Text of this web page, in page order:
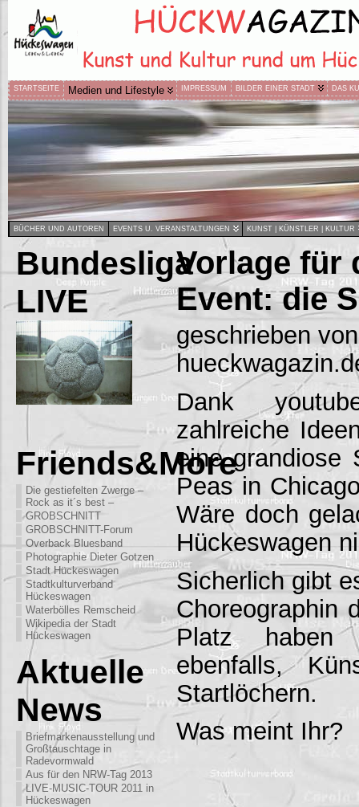
STARTSEITE Medien und Lifestyle IMPRESSUM BILDER EINER STADT DAS
BÜCHER UND AUTOREN EVENTS U. VERANSTALTUNGEN KUNST | KÜNSTLER | KULTUR
Bundesliga
LIVE
Friends&More
Die gestiefelten Zwerge –
Rock as it´s best –
GROBSCHNITT
GROBSCHNITT-Forum
Overback Bluesband
Photographie Dieter Gotzen
Stadt Hückeswagen
Stadtkulturverband
Hückeswagen
Waterbölles Remscheid
Wikipedia der Stadt
Hückeswagen
Aktuelle
News
Briefmarkenausstellung und
Großtauschtage in
Radevormwald
Aus für den NRW-Tag 2013
LIVE-MUSIC-TOUR 2011 in
Hückeswagen
Vorlage für
Event: die
geschrieben
Dank
zahlreiche
eine grandiose
Peas in
Wäre doch
Hückeswagen
Sicherlich gibt
Choreographin
Platz haben
ebenfalls,
Startlöchern.
Was meint Ihr?